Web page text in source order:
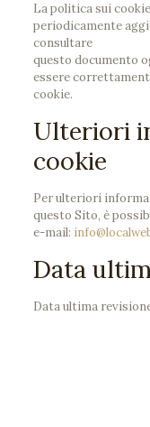
La politica sui
periodicamente
consultare
questo documento
essere
cookie.
Ulteriori
cookie
Per ulteriori
questo Sito, è
e-mail:
Data
Data ultima